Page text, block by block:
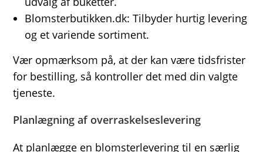
Blomsterbutikken.dk: Tilbyder hurtig levering
og et variende sortiment.
Vær opmærksom på, at der kan være tidsfrister
for bestilling, så kontroller det med din valgte
tjeneste.
Planlægning af overraskelseslevering
At planlægge en blomsterlevering til en særlig